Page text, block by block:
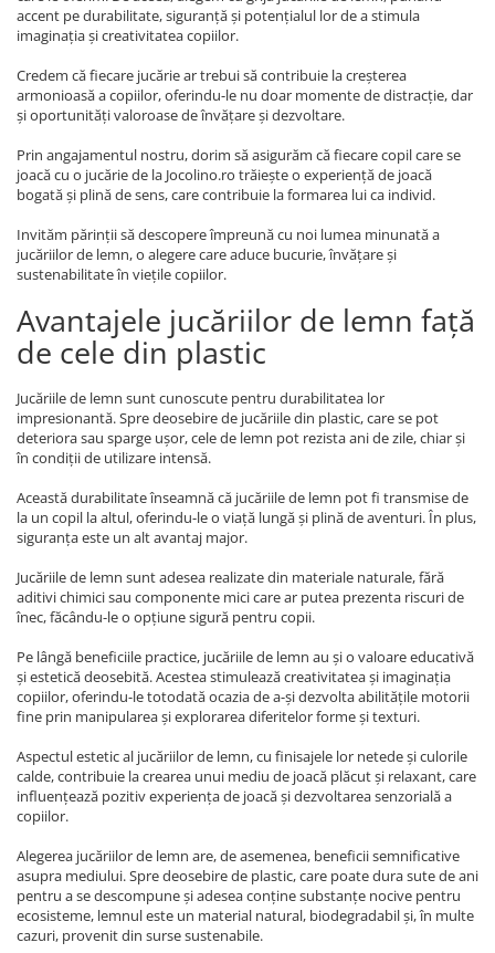
accent pe durabilitate, siguranță și potențialul lor de a stimula
imaginația și creativitatea copiilor.
Credem că fiecare jucărie ar trebui să contribuie la creșterea
armonioasă a copiilor, oferindu-le nu doar momente de distracție, dar
și oportunități valoroase de învățare și dezvoltare.
Prin angajamentul nostru, dorim să asigurăm că fiecare copil care se
joacă cu o jucărie de la Jocolino.ro trăiește o experiență de joacă
bogată și plină de sens, care contribuie la formarea lui ca individ.
Invităm părinții să descopere împreună cu noi lumea minunată a
jucăriilor de lemn, o alegere care aduce bucurie, învățare și
sustenabilitate în viețile copiilor.
Avantajele jucăriilor de lemn față
de cele din plastic
Jucăriile de lemn sunt cunoscute pentru durabilitatea lor
impresionantă. Spre deosebire de jucăriile din plastic, care se pot
deteriora sau sparge ușor, cele de lemn pot rezista ani de zile, chiar și
în condiții de utilizare intensă.
Această durabilitate înseamnă că jucăriile de lemn pot fi transmise de
la un copil la altul, oferindu-le o viață lungă și plină de aventuri. În plus,
siguranța este un alt avantaj major.
Jucăriile de lemn sunt adesea realizate din materiale naturale, fără
aditivi chimici sau componente mici care ar putea prezenta riscuri de
înec, făcându-le o opțiune sigură pentru copii.
Pe lângă beneficiile practice, jucăriile de lemn au și o valoare educativă
și estetică deosebită. Acestea stimulează creativitatea și imaginația
copiilor, oferindu-le totodată ocazia de a-și dezvolta abilitățile motorii
fine prin manipularea și explorarea diferitelor forme și texturi.
Aspectul estetic al jucăriilor de lemn, cu finisajele lor netede și culorile
calde, contribuie la crearea unui mediu de joacă plăcut și relaxant, care
influențează pozitiv experiența de joacă și dezvoltarea senzorială a
copiilor.
Alegerea jucăriilor de lemn are, de asemenea, beneficii semnificative
asupra mediului. Spre deosebire de plastic, care poate dura sute de ani
pentru a se descompune și adesea conține substanțe nocive pentru
ecosisteme, lemnul este un material natural, biodegradabil și, în multe
cazuri, provenit din surse sustenabile.